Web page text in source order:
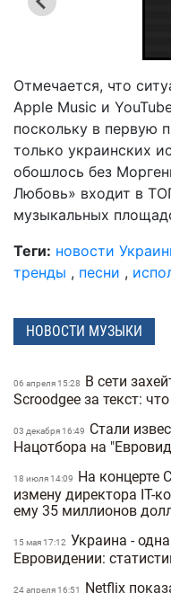
Отмечается, что
Apple Music и
поскольку в первую
только украинских
обошлось без
Любовь» входит в
музыкальных
Теги: новости
тренды , песни ,
НОВОСТИ МУЗЫКИ
06 апреля 15:28
В сети
Scroodgee за текст:
03 декабря 16:49
Стали
Нацотбора на
18 июля 14:09
На концерте
измену директора IT-
ему 35 миллионов
15 мая 17:12 Украина -
Евровидении:
24 апреля 16:51
Netflix